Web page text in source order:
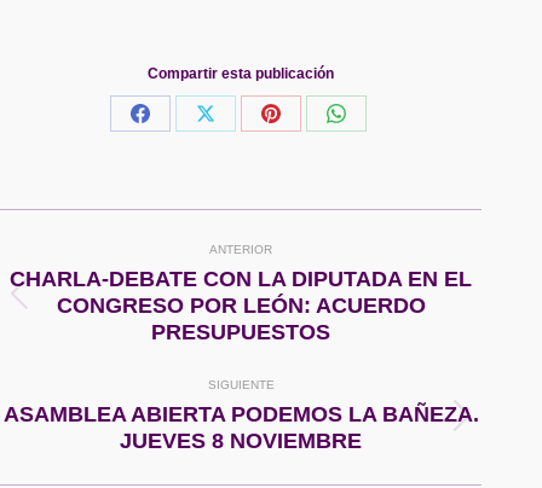
Compartir esta publicación
Share
Share
Share
Share
entre
publicaciones
ANTERIOR
Publicación
CHARLA-DEBATE CON LA DIPUTADA EN EL
CONGRESO POR LEÓN: ACUERDO
PRESUPUESTOS
SIGUIENTE
Publicación
siguiente:
ASAMBLEA ABIERTA PODEMOS LA BAÑEZA.
JUEVES 8 NOVIEMBRE